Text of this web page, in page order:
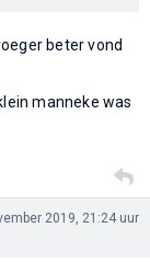
beter vond
manneke was
2019, 21:24 uur